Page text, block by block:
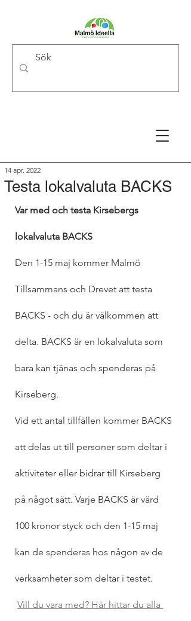
Testa lokalvaluta BACKS
14 apr. 2022
Var med och testa Kirsebergs
lokalvaluta BACKS
Den 1-15 maj kommer Malmö
Tillsammans och Drevet att testa
BACKS - och du är välkommen att
delta. BACKS är en lokalvaluta som
bara kan tjänas och spenderas på
Kirseberg.
Vid ett antal tillfällen kommer BACKS
att delas ut till personer som deltar i
aktiviteter eller bidrar till Kirseberg
på något sätt. Varje BACKS är värd
100 kronor styck och den 1-15 maj
kan de spenderas hos någon av de
verksamheter som deltar i testet.
Vill du vara med? Här hittar du alla